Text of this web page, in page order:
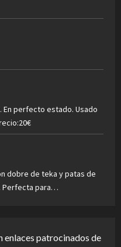
En perfecto estado. Usado
dobre de teka y patas de
Perfecta para…
enlaces patrocinados de